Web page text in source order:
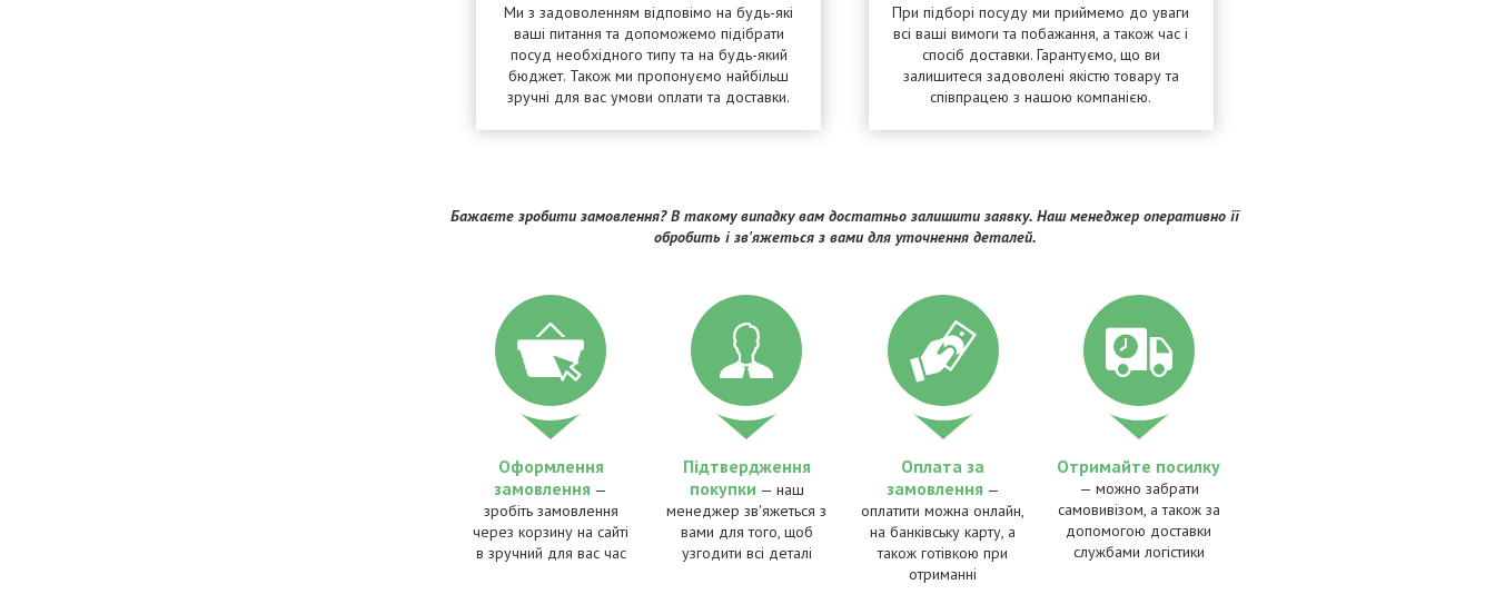
Ми з задоволенням відповімо на будь-які
ваші питання та допоможемо підібрати
посуд необхідного типу та на будь-який
бюджет. Також ми пропонуємо найбільш
зручні для вас умови оплати та доставки.
При підборі посуду ми приймемо до уваги
всі ваші вимоги та побажання, а також час і
спосіб доставки. Гарантуємо, що ви
залишитеся задоволені якістю товару та
співпрацею з нашою компанією.
Бажаєте зробити замовлення? В такому випадку вам достатньо залишити заявку. Наш менеджер оперативно її
обробить і зв'яжеться з вами для уточнення деталей.
Оформлення
замовлення —
зробіть замовлення
через корзину на сайті
в зручний для вас час
Підтвердження
покупки — наш
менеджер зв'яжеться з
вами для того, щоб
узгодити всі деталі
Оплата за
замовлення —
оплатити можна онлайн,
на банківську карту, а
також готівкою при
отриманні
Отримайте посилку
— можно забрати
самовивізом, а також за
допомогою доставки
службами логістики